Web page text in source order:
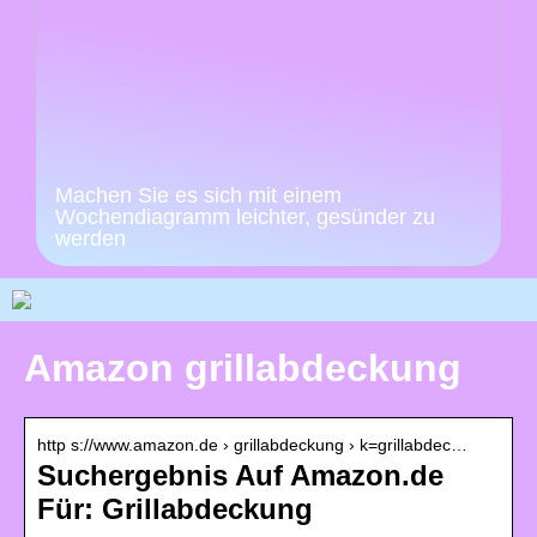
Machen Sie es sich mit einem
Wochendiagramm leichter, gesünder zu
werden
Amazon grillabdeckung
http s://www.amazon.de › grillabdeckung › k=grillabdec…
Suchergebnis Auf Amazon.de
Für: Grillabdeckung